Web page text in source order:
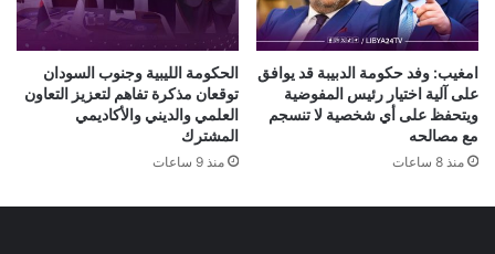
امغيب: وفد حكومة الدبيبة قد يوافق
على آلية اختيار رئيس المفوضية
ويتحفظ على أي شخصية لا تنسجم
مع مصالحه
منذ 8 ساعات
الحكومة الليبية وجنوب السودان
توقعان مذكرة تفاهم لتعزيز التعاون
العلمي والديني والأكاديمي
المشترك
منذ 9 ساعات